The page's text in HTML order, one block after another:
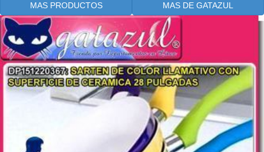
MAS PRODUCTOS MAS DE GATAZUL